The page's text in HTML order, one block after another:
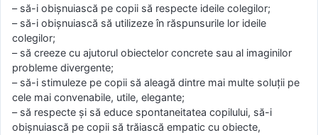
– să-i obişnuiască pe copii să respecte ideile colegilor;
– să-i obişnuiască să utilizeze în răspunsurile lor ideile
colegilor;
– să creeze cu ajutorul obiectelor concrete sau al imaginilor
probleme divergente;
– să-i stimuleze pe copii să aleagă dintre mai multe soluţii pe
cele mai convenabile, utile, elegante;
– să respecte şi să educe spontaneitatea copilului, să-i
obişnuiască pe copii să trăiască empatic cu obiecte,